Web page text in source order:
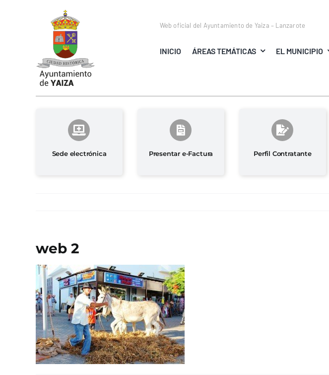
Web oficial del Ayuntamiento de Yaiza – Lanzarote
INICIO ÁREAS TEMÁTICAS EL MUNICIPIO
Sede electrónica Presentar e-Factura Perfil Contratante
web 2